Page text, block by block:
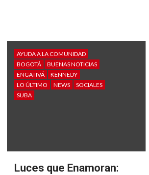
AYUDA A LA COMUNIDAD
BOGOTÁ
BUENAS NOTICIAS
ENGATIVÁ
KENNEDY
LO ÚLTIMO
NEWS
SOCIALES
SUBA
Luces que Enamoran: